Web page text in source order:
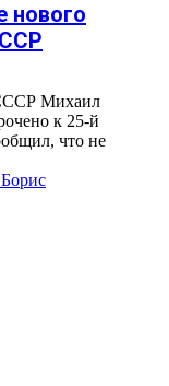
нового
Михаил
к 25-й
что не
Борис